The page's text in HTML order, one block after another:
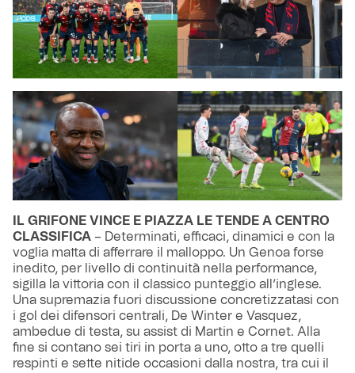
IL GRIFONE VINCE E PIAZZA LE TENDE A CENTRO
CLASSIFICA – Determinati, efficaci, dinamici e con la
voglia matta di afferrare il malloppo. Un Genoa forse
inedito, per livello di continuità nella performance,
sigilla la vittoria con il classico punteggio all’inglese.
Una supremazia fuori discussione concretizzatasi con
i gol dei difensori centrali, De Winter e Vasquez,
ambedue di testa, su assist di Martin e Cornet. Alla
fine si contano sei tiri in porta a uno, otto a tre quelli
respinti e sette nitide occasioni dalla nostra, tra cui il